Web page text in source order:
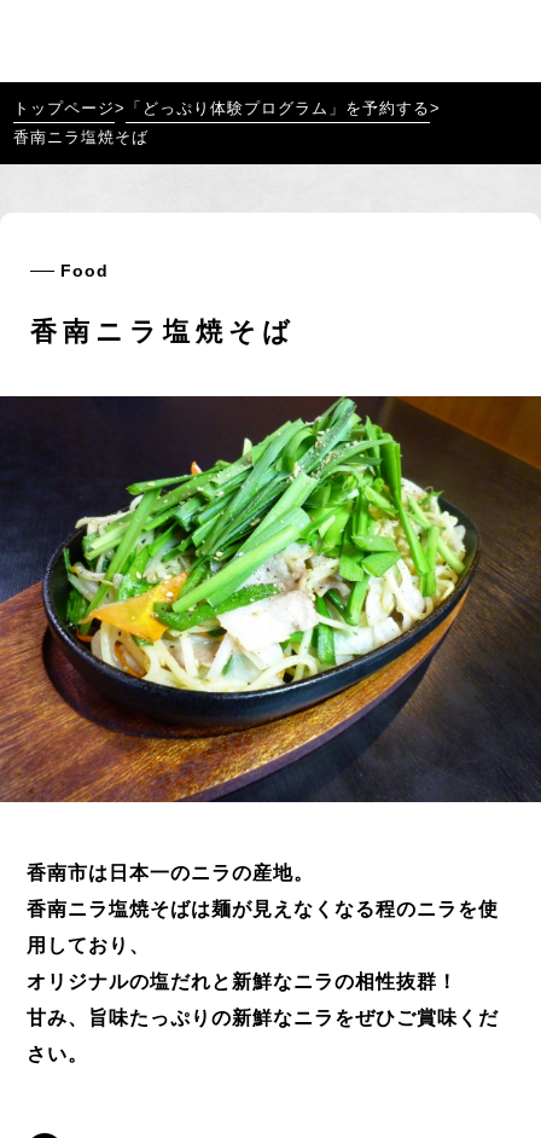
トップページ> 「どっぷり体験プログラム」を予約する>
香南ニラ塩焼そば
Food
香南ニラ塩焼そば
香南市は日本一のニラの産地。
香南ニラ塩焼そばは麺が見えなくなる程のニラを使
用しており、
オリジナルの塩だれと新鮮なニラの相性抜群！
甘み、旨味たっぷりの新鮮なニラをぜひご賞味くだ
さい。